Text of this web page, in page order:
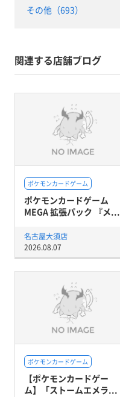
その他（693）
関連する店舗ブログ
ポケモンカードゲーム
ポケモンカードゲーム
MEGA 拡張パック 『メ...
名古屋大須店
2026.08.07
ポケモンカードゲーム
【ポケモンカードゲー
ム】「ストームエメラ...